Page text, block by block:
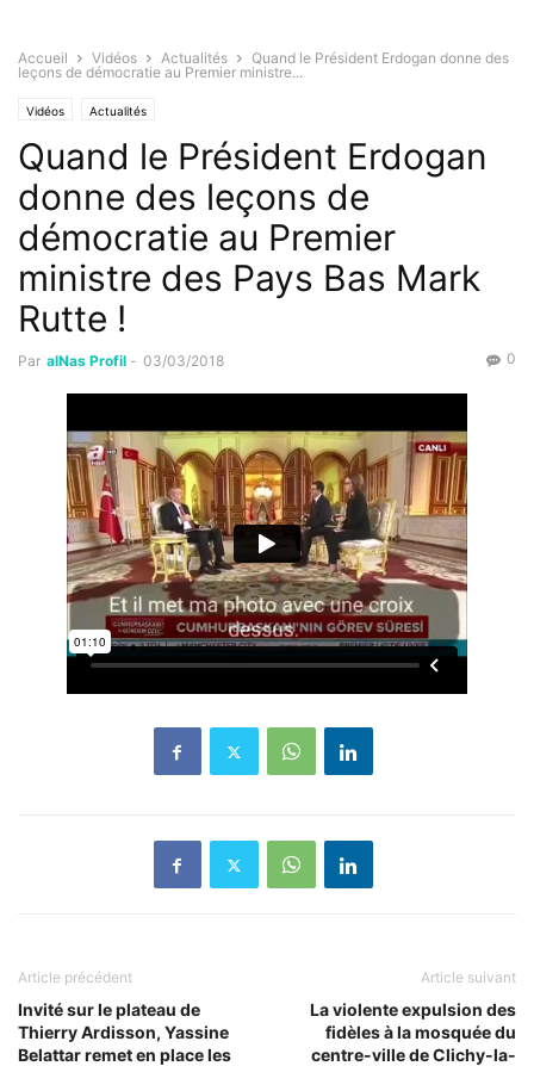
Accueil Vidéos Actualités
Quand le Président Erdogan donne des
leçons de démocratie au Premier ministre...
Vidéos Actualités
Quand le Président Erdogan
donne des leçons de
démocratie au Premier
ministre des Pays Bas Mark
Rutte !
Par alNas Profil - 03/03/2018 0
Article précédent
Invité sur le plateau de
Thierry Ardisson, Yassine
Belattar remet en place les
Article suivant
La violente expulsion des
fidèles à la mosquée du
centre-ville de Clichy-la-